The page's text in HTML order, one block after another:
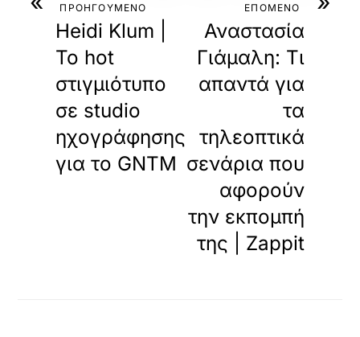
ΠΡΟΗΓΟΥΜΕΝΟ
Heidi Klum |
Το hot
στιγμιότυπο
σε studio
ηχογράφησης
για το GNTΜ
ΕΠΟΜΕΝΟ
Αναστασία
Γιάμαλη: Τι
απαντά για
τα
τηλεοπτικά
σενάρια που
αφορούν
την εκπομπή
της | Zappit